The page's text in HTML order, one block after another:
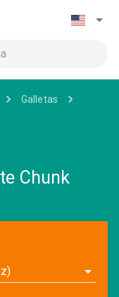
Galletas
Chunk